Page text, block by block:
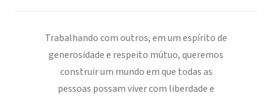
Trabalhando com outros, em um espírito de
generosidade e respeito mútuo, queremos
construir um mundo em que todas as
pessoas possam viver com liberdade e